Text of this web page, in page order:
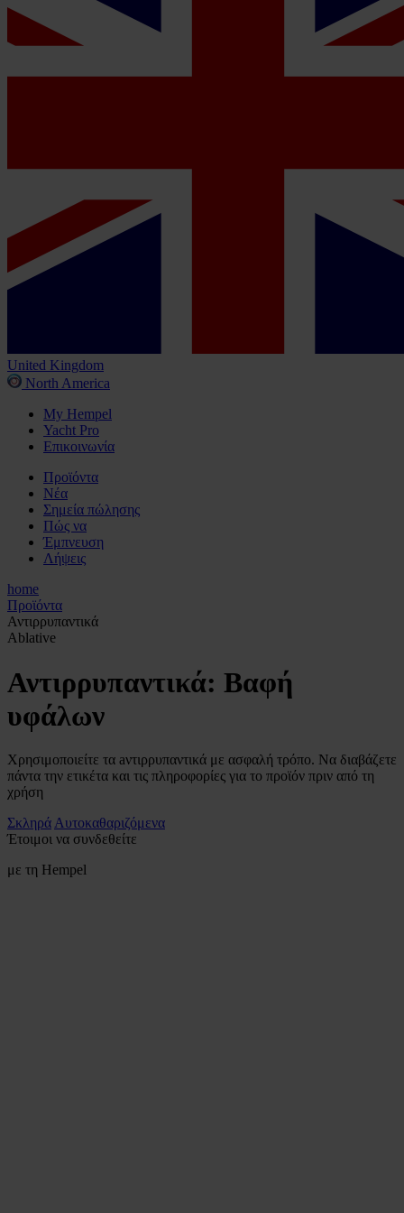
United Kingdom
North America
My Hempel
Yacht Pro
Επικοινωνία
Προϊόντα
Νέα
Σημεία πώλησης
Πώς να
Έμπνευση
Λήψεις
home
Προϊόντα
Αντιρρυπαντικά
Ablative
Αντιρρυπαντικά: Βαφή
υφάλων
Χρησιμοποιείτε τα aντιρρυπαντικά με ασφαλή τρόπο. Να διαβάζετε
πάντα την ετικέτα και τις πληροφορίες για το προϊόν πριν από τη
χρήση
Σκληρά Αυτοκαθαριζόμενα
Έτοιμοι να συνδεθείτε
με τη Hempel